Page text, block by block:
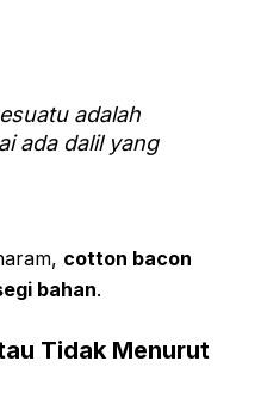
adalah
ada dalil yang
cotton bacon
bahan.
Tidak Menurut